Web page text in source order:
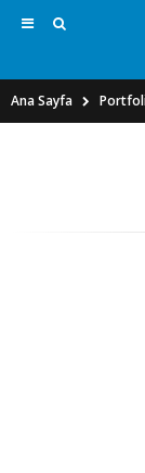
Ana Sayfa